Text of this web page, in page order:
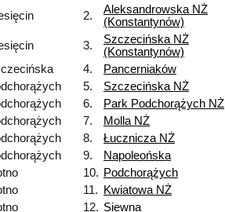
2.
Aleksandrowska NŻ
(Konstantynów)
3.
Szczecińska NŻ
(Konstantynów)
4.
Pancerniaków
5. Szczecińska NŻ
6. Park Podchorążych NŻ
7. Molla NŻ
8. Łucznicza NŻ
9. Napoleońska
10. Podchorążych
11. Kwiatowa NŻ
12. Siewna